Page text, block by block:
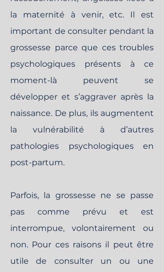
la maternité à venir, etc. Il est
important de consulter pendant la
grossesse parce que ces troubles
psychologiques présents à ce
moment-là peuvent se
développer et s’aggraver après la
naissance. De plus, ils augmentent
la vulnérabilité à d’autres
pathologies psychologiques en
post-partum.
Parfois, la grossesse ne se passe
pas comme prévu et est
interrompue, volontairement ou
non. Pour ces raisons il peut être
utile de consulter un ou une